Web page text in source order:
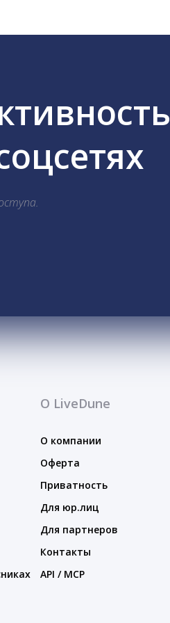
О LiveDune
О компании
Оферта
Приватность
Для юр.лиц
Для партнеров
Контакты
API / MCP